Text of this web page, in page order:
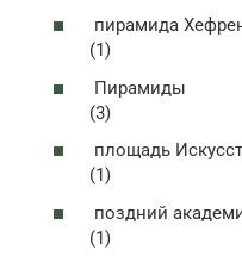
пирамида
(1)
Пирамиды
(3)
площадь
(1)
поздний
(1)